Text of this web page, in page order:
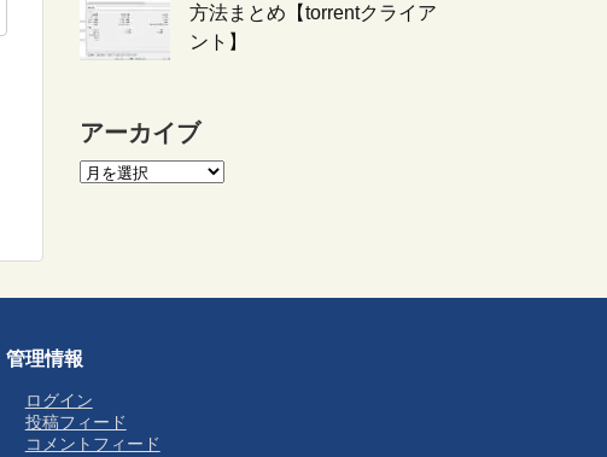
方法まとめ【torrentクライア
ント】
アーカイブ
管理情報
ログイン
投稿フィード
コメントフィード